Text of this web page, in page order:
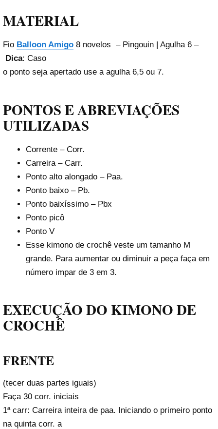
MATERIAL
Fio Balloon Amigo 8 novelos – Pingouin | Agulha 6 –
Dica: Caso
o ponto seja apertado use a agulha 6,5 ou 7.
PONTOS E ABREVIAÇÕES
UTILIZADAS
Corrente – Corr.
Carreira – Carr.
Ponto alto alongado – Paa.
Ponto baixo – Pb.
Ponto baixíssimo – Pbx
Ponto picô
Ponto V
Esse kimono de crochê veste um tamanho M
grande. Para aumentar ou diminuir a peça faça em
número impar de 3 em 3.
EXECUÇÃO DO KIMONO DE
CROCHÊ
FRENTE
(tecer duas partes iguais)
Faça 30 corr. iniciais
1ª carr: Carreira inteira de paa. Iniciando o primeiro ponto
na quinta corr. a